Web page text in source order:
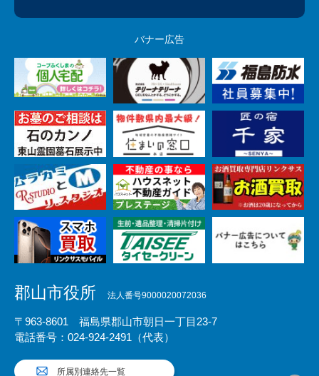
バナー広告
郡山市役所 法人番号9000020072036
〒963-8601 福島県郡山市朝日一丁目23-7
電話番号：024-924-2491（代表）
所属別連絡先一覧